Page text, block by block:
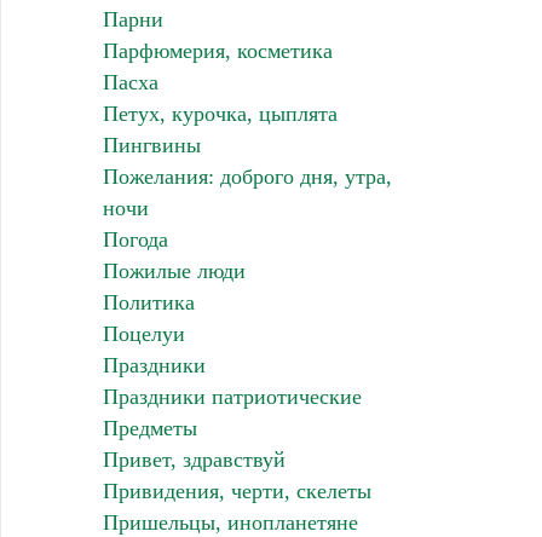
Парни
Парфюмерия, косметика
Пасха
Петух, курочка, цыплята
Пингвины
Пожелания: доброго дня, утра,
ночи
Погода
Пожилые люди
Политика
Поцелуи
Праздники
Праздники патриотические
Предметы
Привет, здравствуй
Привидения, черти, скелеты
Пришельцы, инопланетяне